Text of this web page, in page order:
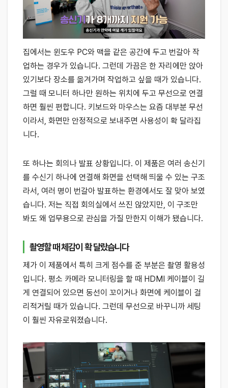
집에서는 윈도우 PC와 맥을 같은 공간에 두고 번갈아 작
업하는 경우가 있습니다. 그런데 가끔은 한 자리에만 앉아
있기보다 장소를 옮겨가며 작업하고 싶을 때가 있습니다.
그럴 때 모니터 하나만 원하는 위치에 두고 무선으로 연결
하면 훨씬 편합니다. 키보드와 마우스는 요즘 대부분 무선
이라서, 화면만 안정적으로 보내주면 사용성이 확 달라집
니다.
또 하나는 회의나 발표 상황입니다. 이 제품은 여러 송신기
를 수신기 하나에 연결해 화면을 선택해 띄울 수 있는 구조
라서, 여러 명이 번갈아 발표하는 환경에서도 잘 맞아 보였
습니다. 저는 직접 회의실에서 쓰진 않았지만, 이 구조만
봐도 왜 업무용으로 관심을 가질 만한지 이해가 됐습니다.
촬영할 때 체감이 확 달랐습니다
제가 이 제품에서 특히 크게 점수를 준 부분은 촬영 활용성
입니다. 평소 카메라 모니터링을 할 때 HDMI 케이블이 길
게 연결되어 있으면 동선이 꼬이거나 화면에 케이블이 걸
리적거릴 때가 있습니다. 그런데 무선으로 바꾸니까 세팅
이 훨씬 자유로워졌습니다.